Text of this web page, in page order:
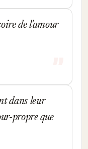
de l'amour
dans leur
propre que